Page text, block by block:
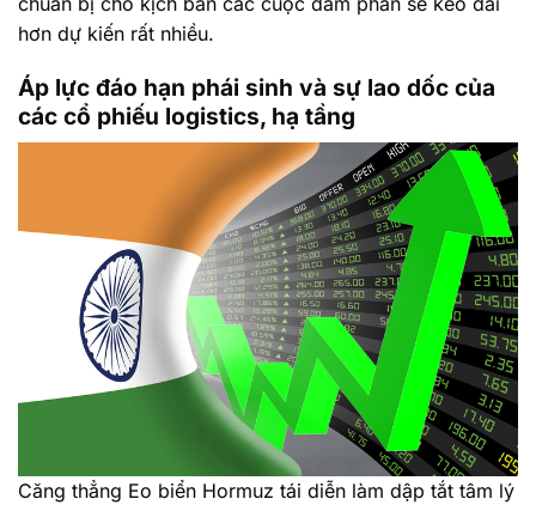
hơn dự kiến rất nhiều.
Áp lực đáo hạn phái sinh và sự lao dốc của
các cổ phiếu logistics, hạ tầng
Căng thẳng Eo biển Hormuz tái diễn làm dập tắt tâm lý